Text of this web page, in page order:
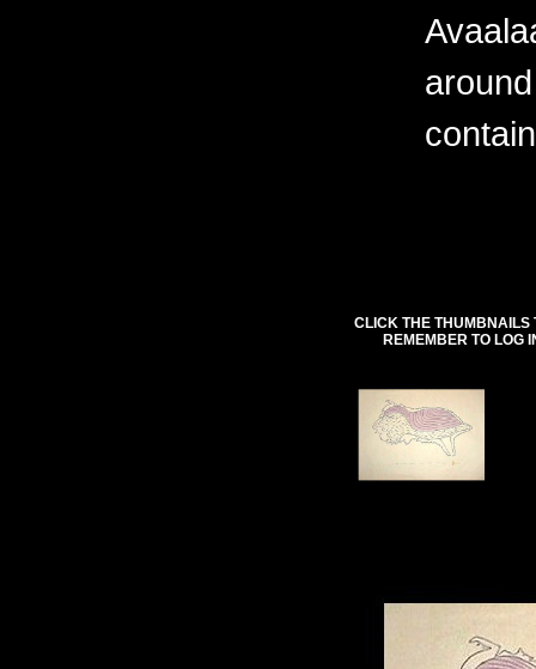
CLICK THE THUMBNAILS
REMEMBER TO LOG